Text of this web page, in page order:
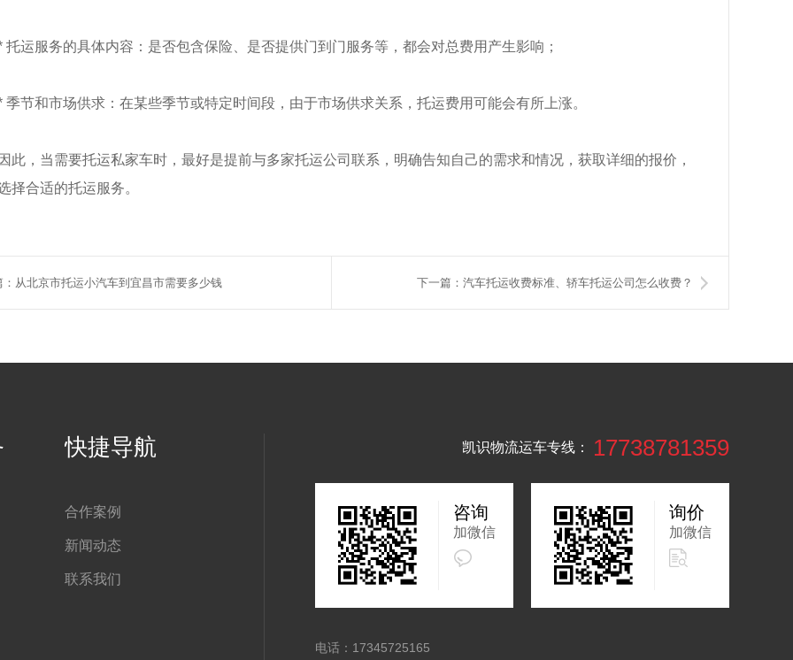
托运服务的具体内容：是否包含保险、是否提供门到门服务等，都会对总费用产生影响；
季节和市场供求：在某些季节或特定时间段，由于市场供求关系，托运费用可能会有所上涨。
此，当需要托运私家车时，最好是提前与多家托运公司联系，明确告知自己的需求和情况，获取详细的报价，
择合适的托运服务。
：从北京市托运小汽车到宜昌市需要多少钱 下一篇：汽车托运收费标准、轿车托运公司怎么收费？
快捷导航
合作案例
新闻动态
联系我们
凯识物流运车专线： 17738781359
咨询
加微信
询价
加微信
电话：17345725165